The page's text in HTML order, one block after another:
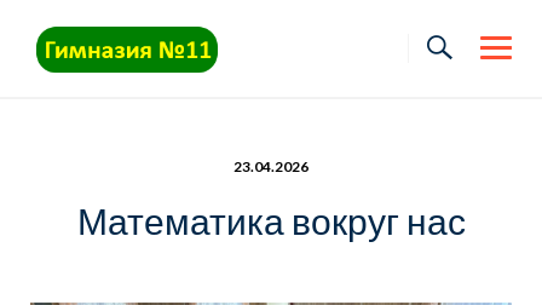
content
23.04.2026
Математика вокруг нас